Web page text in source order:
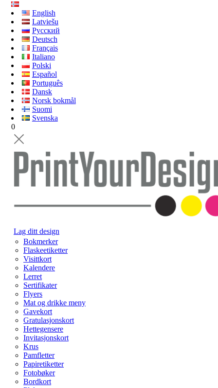
English
Latviešu
Русский
Deutsch
Français
Italiano
Polski
Español
Português
Dansk
Norsk bokmål
Suomi
Svenska
0
Lag ditt design
Bokmerker
Flaskeetiketter
Visittkort
Kalendere
Lerret
Sertifikater
Flyers
Mat og drikke meny
Gavekort
Gratulasjonskort
Hettegensere
Invitasjonskort
Krus
Pamfletter
Papiretiketter
Fotobøker
Bordkort